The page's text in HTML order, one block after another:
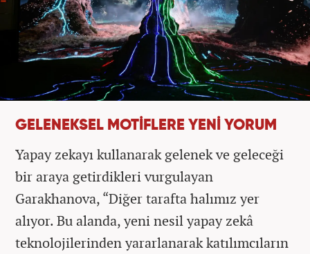
GELENEKSEL MOTİFLERE YENİ YORUM
Yapay zekayı kullanarak gelenek ve geleceği
bir araya getirdikleri vurgulayan
Garakhanova, “Diğer tarafta halımız yer
alıyor. Bu alanda, yeni nesil yapay zekâ
teknolojilerinden yararlanarak katılımcıların